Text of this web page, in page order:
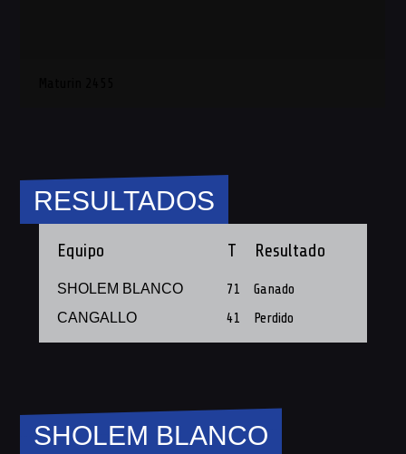
RESULTADOS
Equipo T Resultado
SHOLEM BLANCO 71 Ganado
CANGALLO 41 Perdido
SHOLEM BLANCO